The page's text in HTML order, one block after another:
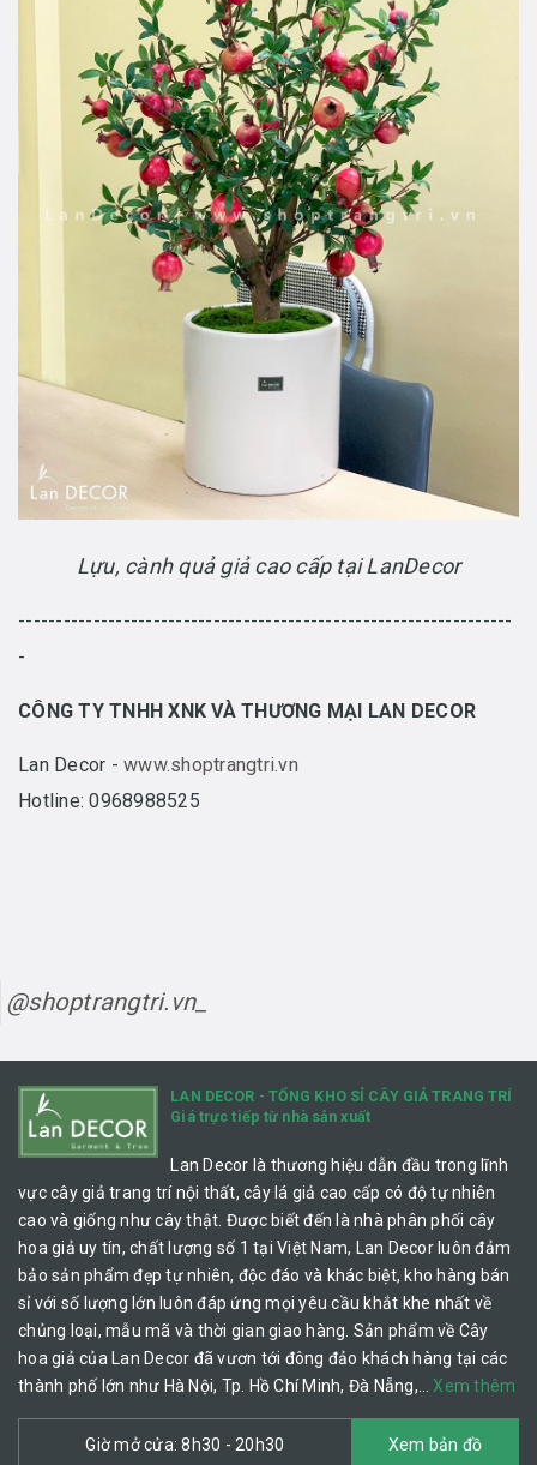
Lựu, cành quả giả cao cấp tại LanDecor
------------------------------------------------------------------
-
CÔNG TY TNHH XNK VÀ THƯƠNG MẠI LAN DECOR
Lan Decor - www.shoptrangtri.vn
Hotline: 0968988525
@shoptrangtri.vn_
LAN DECOR - TỔNG KHO SỈ CÂY GIẢ TRANG TRÍ
Giá trực tiếp từ nhà sản xuất
Lan Decor là thương hiệu dẫn đầu trong lĩnh
vực cây giả trang trí nội thất, cây lá giả cao cấp có độ tự nhiên
cao và giống như cây thật. Được biết đến là nhà phân phối cây
hoa giả uy tín, chất lượng số 1 tại Việt Nam, Lan Decor luôn đảm
bảo sản phẩm đẹp tự nhiên, độc đáo và khác biệt, kho hàng bán
sỉ với số lượng lớn luôn đáp ứng mọi yêu cầu khắt khe nhất về
chủng loại, mẫu mã và thời gian giao hàng. Sản phẩm về Cây
hoa giả của Lan Decor đã vươn tới đông đảo khách hàng tại các
thành phố lớn như Hà Nội, Tp. Hồ Chí Minh, Đà Nẵng,… Xem thêm
Giờ mở cửa: 8h30 - 20h30 Xem bản đồ